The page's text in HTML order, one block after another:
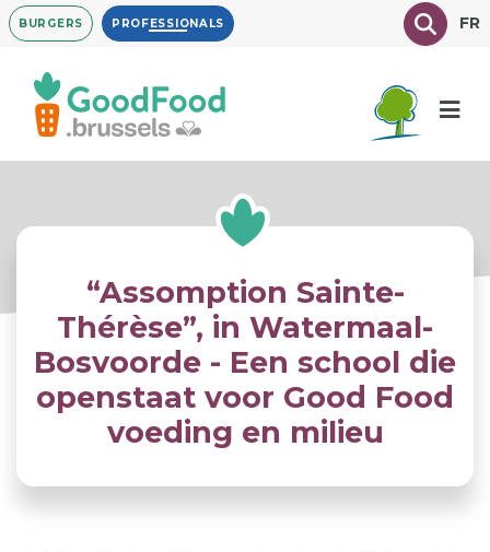
Overslaan
en
inhoud
gaan
BURGERS PROFESSIONALS TexteFR
“Assomption Sainte-
Thérèse”, in Watermaal-
Bosvoorde - Een school die
openstaat voor Good Food
voeding en milieu